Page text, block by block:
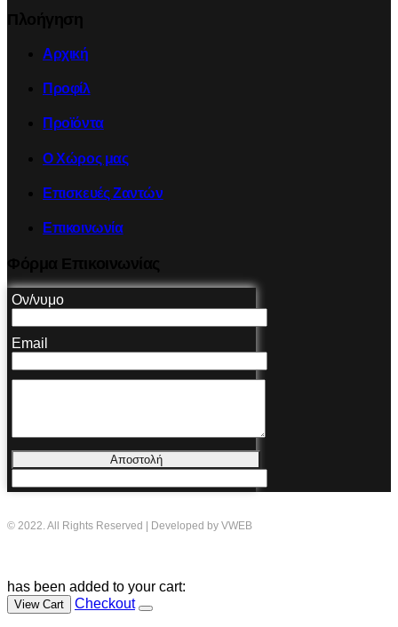
Αρχική
Προφίλ
Προϊόντα
Ο Χώρος μας
Επισκευές Ζαντών
Επικοινωνία
Ον/νυμο
Email
Αποστολή
© 2022. All Rights Reserved | Developed by VWEB
has been added to your cart:
View Cart Checkout